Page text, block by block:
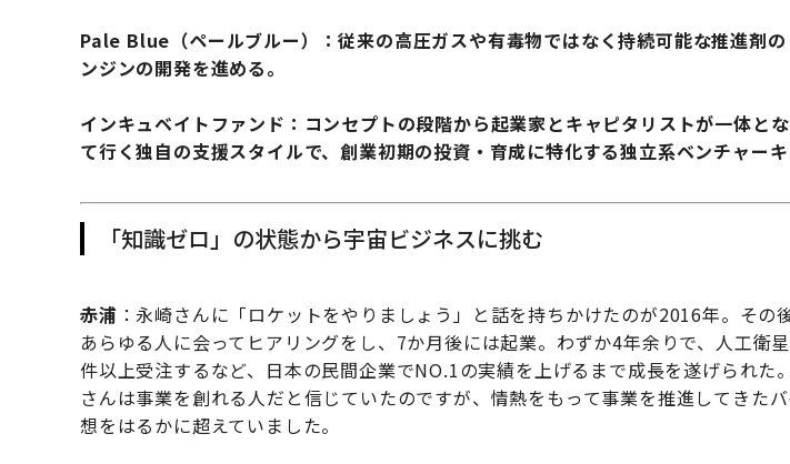
Pale Blue（ペールブルー）：従来の高圧ガスや有毒物ではなく持続可能な推進剤
ンジンの開発を進める。
インキュベイトファンド：コンセプトの段階から起業家とキャピタリストが一体と
て行く独自の支援スタイルで、創業初期の投資・育成に特化する独立系ベンチャーキ
「知識ゼロ」の状態から宇宙ビジネスに挑む
赤浦 ：永崎さんに「ロケットをやりましょう」と話を持ちかけたのが2016年。その
あらゆる人に会ってヒアリングをし、7か月後には起業。わずか4年余りで、人工衛
件以上受注するなど、日本の民間企業でNO.1の実績を上げるまで成長を遂げられた
さんは事業を創れる人だと信じていたのですが、情熱をもって事業を推進してきた
想をはるかに超えていました。